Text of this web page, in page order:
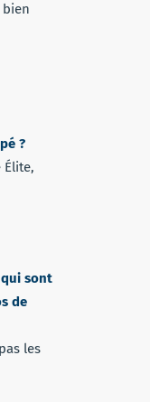
bien
?
Élite,
qui sont
de
les